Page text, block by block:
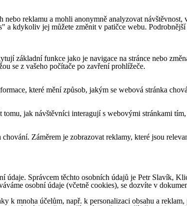
reklamu a mohli anonymně analyzovat
a kdykoliv jej můžete změnit v patičce webu.
základní funkce jako je navigace na stránce nebo
se z vašeho počítače po zavření prohlížeče.
které mění způsob, jakým se webová stránka
jak návštěvníci interagují s webovými stránkami
Záměrem je zobrazovat reklamy, které jsou
údaje. Správcem těchto osobních údajů je Petr Slavík,
osobní údaje (včetně cookies), se dozvíte v
k mnoha účelům, např. k personalizaci obsahu a